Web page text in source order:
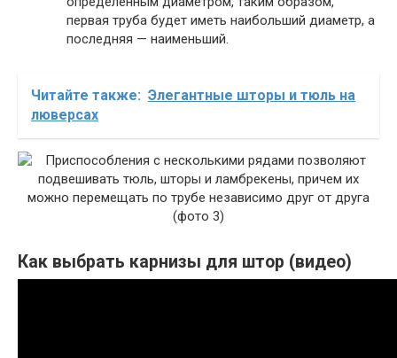
первая труба будет иметь наибольший диаметр, а
последняя — наименьший.
Читайте также: Элегантные шторы и тюль на
люверсах
Как выбрать карнизы для штор (видео)